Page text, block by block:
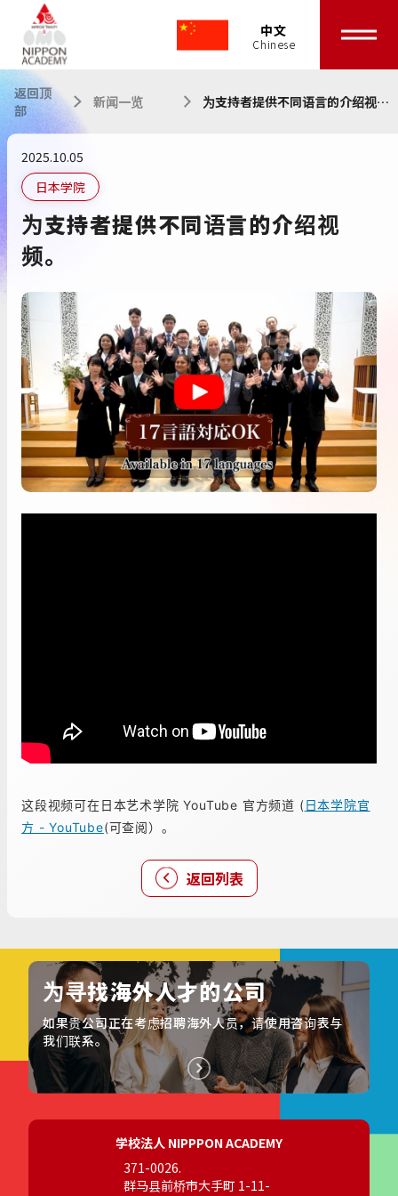
中文
返回顶
部
新闻一览
为支持者提供不同语言的介绍视
2025.10.05
日本学院
为支持者提供不同语言的介绍视
频。
这段视频可在日本艺术学院 YouTube 官方频道 (日本学院官
方 - YouTube(可查阅）。
返回列表
为寻找海外人才的公司
如果贵公司正在考虑招聘海外人员，请使用咨询表与
我们联系。
学校法人 NIPPPON ACADEMY
371-0026.
群马县前桥市大手町 1-11-